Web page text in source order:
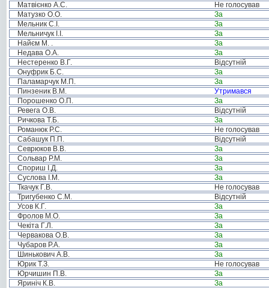
Матвієнко А.С.
Не голосував
Матузко О.О.
За
Мельник С.І.
За
Мельничук І.І.
За
Найєм М. .
За
Недава О.А.
За
Нестеренко В.Г.
Відсутній
Онуфрик Б.С.
За
Паламарчук М.П.
За
Пинзеник В.М.
Утримався
Порошенко О.П.
За
Ревега О.В.
Відсутній
Ричкова Т.Б.
За
Романюк Р.С.
Не голосував
Сабашук П.П.
Відсутній
Севрюков В.В.
За
Сольвар Р.М.
За
Спориш І.Д.
За
Суслова І.М.
За
Ткачук Г.В.
Не голосував
Тригубенко С.М.
Відсутній
Усов К.Г.
За
Фролов М.О.
За
Чекіта Г.Л.
За
Червакова О.В.
За
Чубаров Р.А.
За
Шинькович А.В.
За
Юрик Т.З.
Не голосував
Юрчишин П.В.
За
Яриніч К.В.
За